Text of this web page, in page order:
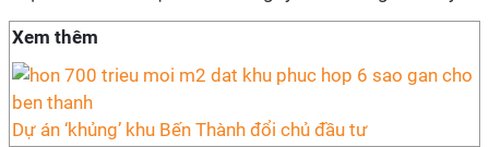
Xem thêm
Dự án ‘khủng’ khu Bến Thành đổi chủ đầu tư